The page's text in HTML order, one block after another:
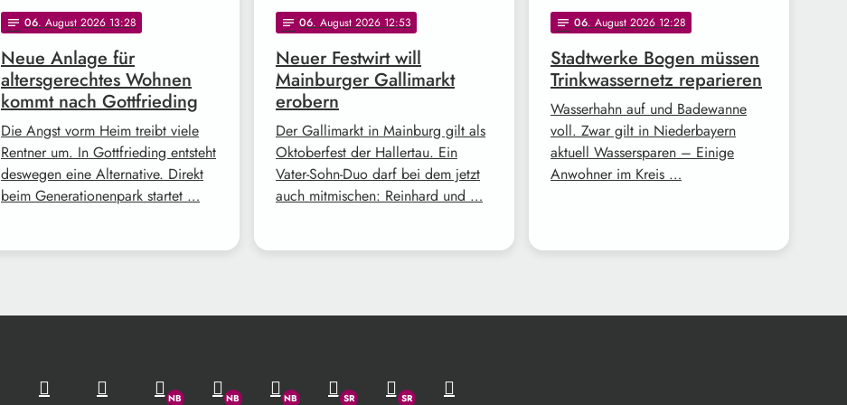
notes 06. August 2026 13:28
Neue Anlage für
altersgerechtes Wohnen
kommt nach Gottfrieding
Die Angst vorm Heim treibt viele
Rentner um. In Gottfrieding entsteht
deswegen eine Alternative. Direkt
beim Generationenpark startet …
notes 06. August 2026 12:53
Neuer Festwirt will
Mainburger Gallimarkt
erobern
Der Gallimarkt in Mainburg gilt als
Oktoberfest der Hallertau. Ein
Vater-Sohn-Duo darf bei dem jetzt
auch mitmischen: Reinhard und …
notes 06. August 2026 12:28
Stadtwerke Bogen müssen
Trinkwassernetz reparieren
Wasserhahn auf und Badewanne
voll. Zwar gilt in Niederbayern
aktuell Wassersparen – Einige
Anwohner im Kreis …